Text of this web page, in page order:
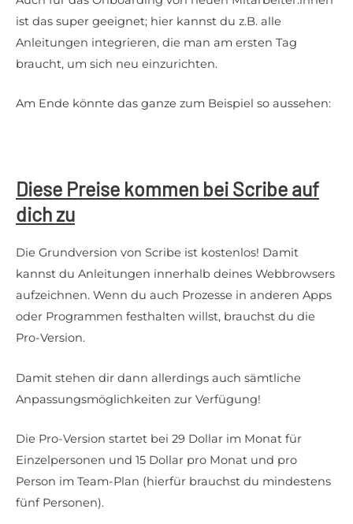
ist das super geeignet; hier kannst du z.B. alle
Anleitungen integrieren, die man am ersten Tag
braucht, um sich neu einzurichten.
Am Ende könnte das ganze zum Beispiel so aussehen:
Diese Preise kommen bei Scribe auf
dich zu
Die Grundversion von Scribe ist kostenlos! Damit
kannst du Anleitungen innerhalb deines Webbrowsers
aufzeichnen. Wenn du auch Prozesse in anderen Apps
oder Programmen festhalten willst, brauchst du die
Pro-Version.
Damit stehen dir dann allerdings auch sämtliche
Anpassungsmöglichkeiten zur Verfügung!
Die Pro-Version startet bei 29 Dollar im Monat für
Einzelpersonen und 15 Dollar pro Monat und pro
Person im Team-Plan (hierfür brauchst du mindestens
fünf Personen).